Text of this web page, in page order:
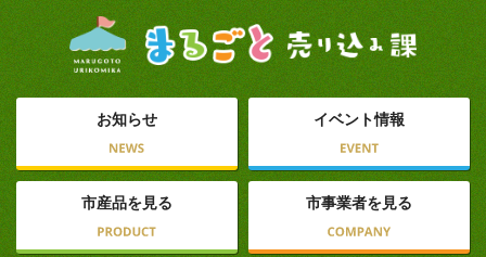
お知らせ イベント情報
市産品を見る 市事業者を見る